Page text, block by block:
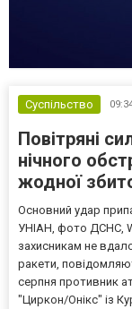
Суспільство
Повітряні
нічного
жодної
Основний удар
УНІАН, фото ДСНС,
захисникам не
ракети,
серпня противник
"Циркон/Онікс" із